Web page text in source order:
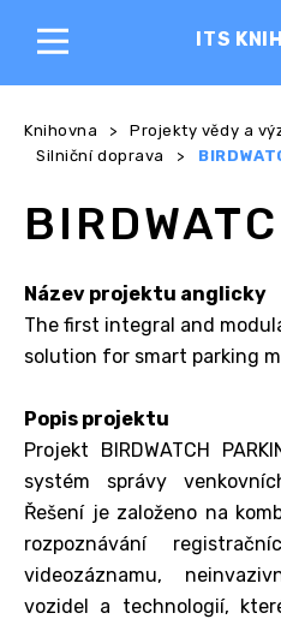
ITS
Knihovna > Projekty vědy a
Silniční doprava
>
Název projektu anglicky
The first integral and
solution for smart parking
Popis projektu
Projekt BIRDWATCH
systém správy
Řešení je založeno na
rozpoznávání
videozáznamu,
vozidel a technologií,